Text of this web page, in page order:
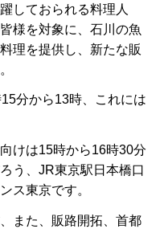
しておられる料理人
様を対象に、石川の魚
理を提供し、新たな販
分から13時、これには
けは15時から16時30分
う、JR東京駅日本橋口
ス東京です。
また、販路開拓、首都